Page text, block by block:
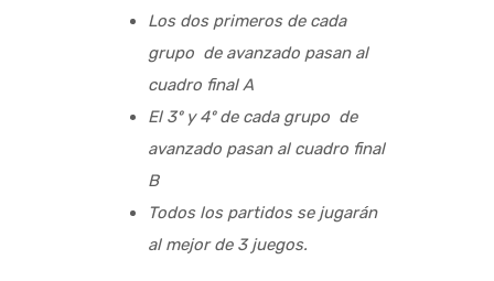
Los dos primeros de cada
grupo de avanzado pasan al
cuadro final A
El 3º y 4º de cada grupo de
avanzado pasan al cuadro final
B
Todos los partidos se jugarán
al mejor de 3 juegos.